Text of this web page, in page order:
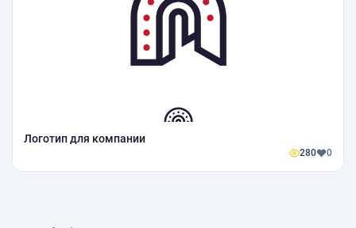
Логотип для компании
280 0